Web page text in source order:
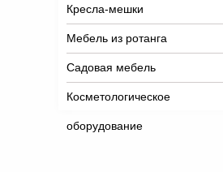
Кресла-мешки
Мебель из ротанга
Садовая мебель
Косметологическое
оборудование